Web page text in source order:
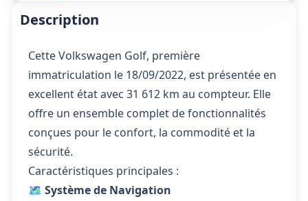
Description
Cette Volkswagen Golf, première
immatriculation le 18/09/2022, est présentée en
excellent état avec 31 612 km au compteur. Elle
offre un ensemble complet de fonctionnalités
conçues pour le confort, la commodité et la
sécurité.
Caractéristiques principales :
🗺️ Système de Navigation